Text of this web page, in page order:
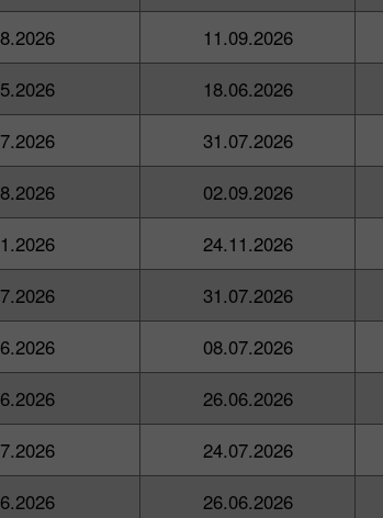
11.09.2026
18.06.2026
31.07.2026
02.09.2026
24.11.2026
31.07.2026
08.07.2026
26.06.2026
24.07.2026
26.06.2026